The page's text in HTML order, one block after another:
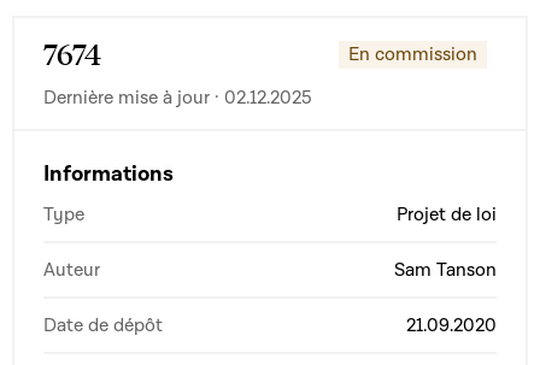
7674
En commission
Dernière mise à jour · 02.12.2025
Informations
Type Projet de loi
Auteur Sam Tanson
Date de dépôt 21.09.2020